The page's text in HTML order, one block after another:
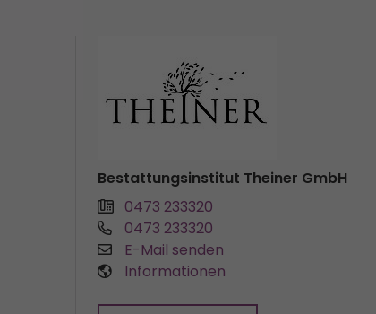
Bestattungsinstitut Theiner GmbH
0473 233320
0473 233320
E-Mail senden
Informationen